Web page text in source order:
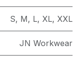
S, M, L, XL, XXL
JN Workwear